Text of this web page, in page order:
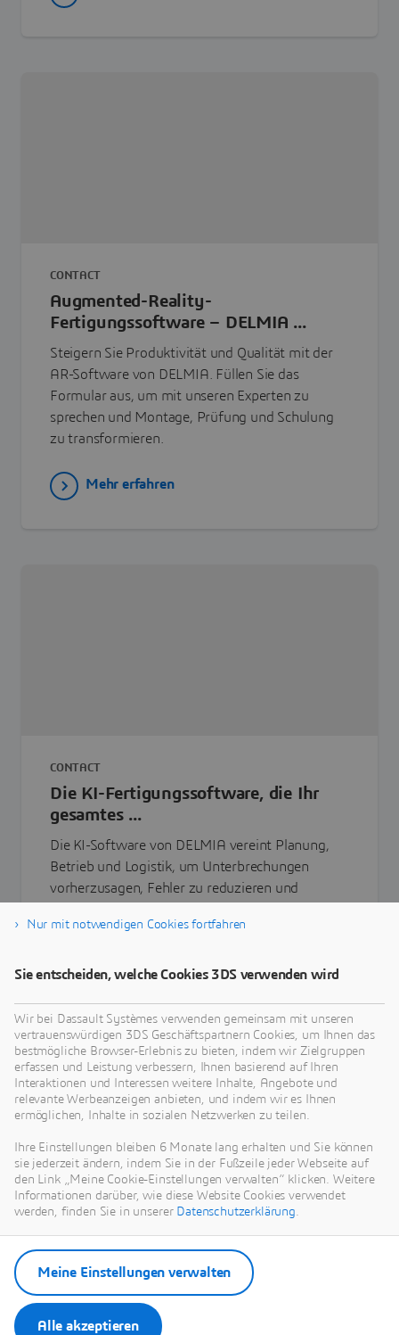
CONTACT
Augmented-Reality-
Fertigungssoftware – DELMIA ...
Steigern Sie Produktivität und Qualität mit der
AR-Software von DELMIA. Füllen Sie das
Formular aus, um mit unseren Experten zu
sprechen und Montage, Prüfung und Schulung
zu transformieren.
Mehr erfahren
CONTACT
Die KI-Fertigungssoftware, die Ihr
gesamtes ...
Die KI-Software von DELMIA vereint Planung,
Betrieb und Logistik, um Unterbrechungen
vorherzusagen, Fehler zu reduzieren und
das Formular aus, um unsere ...
Mehr erfahren
Nur mit notwendigen Cookies fortfahren
Sie entscheiden, welche Cookies 3DS verwenden wird
Wir bei Dassault Systèmes verwenden gemeinsam mit unseren
vertrauenswürdigen 3DS Geschäftspartnern Cookies, um Ihnen das
bestmögliche Browser-Erlebnis zu bieten, indem wir Zielgruppen
erfassen und Leistung verbessern, Ihnen basierend auf Ihren
Interaktionen und Interessen weitere Inhalte, Angebote und
relevante Werbeanzeigen anbieten, und indem wir es Ihnen
ermöglichen, Inhalte in sozialen Netzwerken zu teilen.
Ihre Einstellungen bleiben 6 Monate lang erhalten und Sie können
sie jederzeit ändern, indem Sie in der Fußzeile jeder Webseite auf
den Link „Meine Cookie-Einstellungen verwalten“ klicken. Weitere
Informationen darüber, wie diese Website Cookies verwendet
werden, finden Sie in unserer Datenschutzerklärung.
Alle akzeptieren
Meine Einstellungen verwalten